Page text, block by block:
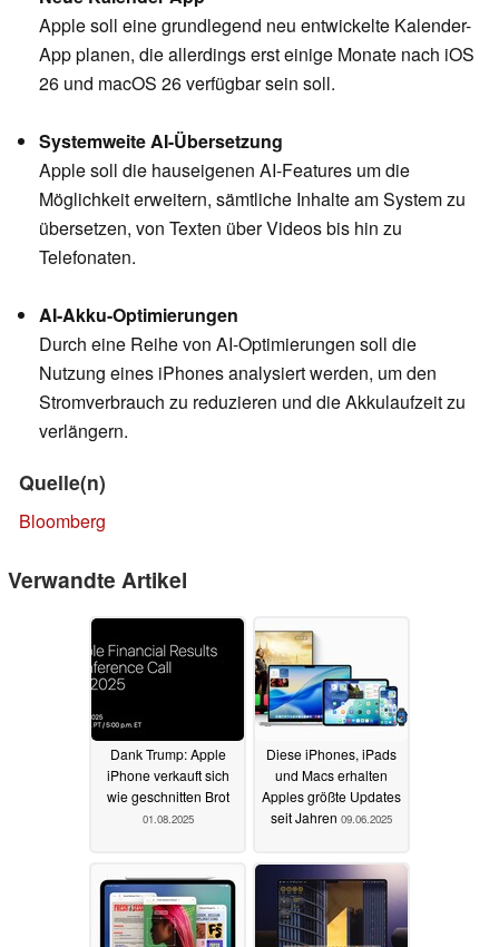
Apple soll eine grundlegend neu entwickelte Kalender-
App planen, die allerdings erst einige Monate nach iOS
26 und macOS 26 verfügbar sein soll.
Systemweite AI-Übersetzung
Apple soll die hauseigenen AI-Features um die
Möglichkeit erweitern, sämtliche Inhalte am System zu
übersetzen, von Texten über Videos bis hin zu
Telefonaten.
AI-Akku-Optimierungen
Durch eine Reihe von AI-Optimierungen soll die
Nutzung eines iPhones analysiert werden, um den
Stromverbrauch zu reduzieren und die Akkulaufzeit zu
verlängern.
Quelle(n)
Bloomberg
Verwandte Artikel
Dank Trump: Apple
iPhone verkauft sich
wie geschnitten Brot
01.08.2025
Diese iPhones, iPads
und Macs erhalten
Apples größte Updates
seit Jahren 09.06.2025